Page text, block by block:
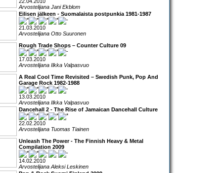
Arvostelijana Jani Ekblom
Eilisen jälkeen - Suomalaista postpunkia 1981-1987
21.03.2010
Arvostelijana Otto Suuronen
Rough Trade Shops – Counter Culture 09
17.03.2010
Arvostelijana Ilkka Valpasvuo
A Real Cool Time Revisited – Swedish Punk, Pop And
Garage Rock 1982-1988
13.03.2010
Arvostelijana Ilkka Valpasvuo
Dancehall 2 - The Rise of Jamaican Dancehall Culture
22.02.2010
Arvostelijana Tuomas Tiainen
Unleash The Power - The Finnish Heavy & Metal
Compilation 2009
14.02.2010
Arvostelijana Aleksi Leskinen